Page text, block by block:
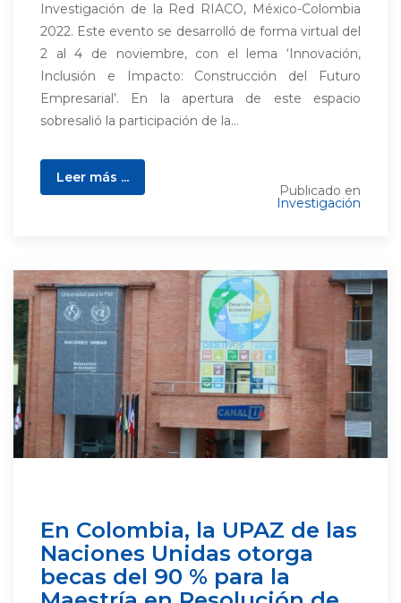
Investigación de la Red RIACO, México-Colombia
2022. Este evento se desarrolló de forma virtual del
2 al 4 de noviembre, con el lema ‘Innovación,
Inclusión e Impacto: Construcción del Futuro
Empresarial’. En la apertura de este espacio
sobresalió la participación de la...
Leer más ...
Publicado en
Investigación
En Colombia, la UPAZ de las
Naciones Unidas otorga
becas del 90 % para la